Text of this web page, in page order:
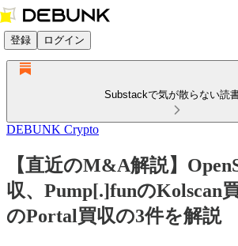
登録 ログイン
Substackで気が散らない読
DEBUNK Crypto
【直近のM&A解説】
収、Pump[.]funのKolscan
のPortal買収の3件を解説